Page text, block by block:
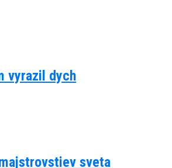
vyrazil dych
sveta